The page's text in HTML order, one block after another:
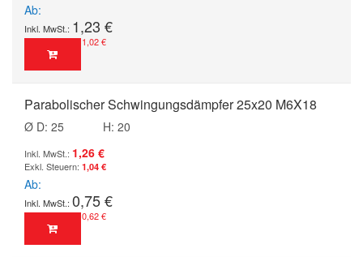
Ab
1,23 €
1,02 €
Parabolischer Schwingungsdämpfer 25x20 M6X18
Ø D: 25
H: 20
1,26 €
1,04 €
Ab
0,75 €
0,62 €